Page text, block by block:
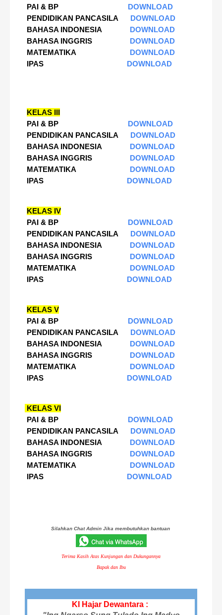
PAI & BP
DOWNLOAD
PENDIDIKAN PANCASILA
DOWNLOAD
BAHASA INDONESIA DOWNLOAD
BAHASA INGGRIS DOWNLOAD
MATEMATIKA DOWNLOAD
IPAS DOWNLOAD
KELAS III
PAI & BP DOWNLOAD
PENDIDIKAN PANCASILA DOWNLOAD
BAHASA INDONESIA DOWNLOAD
BAHASA INGGRIS DOWNLOAD
MATEMATIKA DOWNLOAD
IPAS DOWNLOAD
KELAS IV
PAI & BP DOWNLOAD
PENDIDIKAN PANCASILA DOWNLOAD
BAHASA INDONESIA DOWNLOAD
BAHASA INGGRIS DOWNLOAD
MATEMATIKA DOWNLOAD
IPAS DOWNLOAD
KELAS V
PAI & BP DOWNLOAD
PENDIDIKAN PANCASILA DOWNLOAD
BAHASA INDONESIA DOWNLOAD
BAHASA INGGRIS DOWNLOAD
MATEMATIKA DOWNLOAD
IPAS DOWNLOAD
KELAS VI
PAI & BP DOWNLOAD
PENDIDIKAN PANCASILA DOWNLOAD
BAHASA INDONESIA DOWNLOAD
BAHASA INGGRIS DOWNLOAD
MATEMATIKA DOWNLOAD
IPAS DOWNLOAD
Silahkan Chat Admin Jika membutuhkan bantuan
Terima Kasih Atas Kunjungan dan Dukungannya
Bapak dan Ibu
KI Hajar Dewantara :